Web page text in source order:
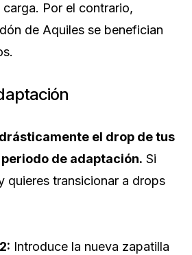
Por el contrario,
de Aquiles se benefician
el drop de tus
de adaptación. Si
quieres transicionar a drops
Introduce la nueva zapatilla